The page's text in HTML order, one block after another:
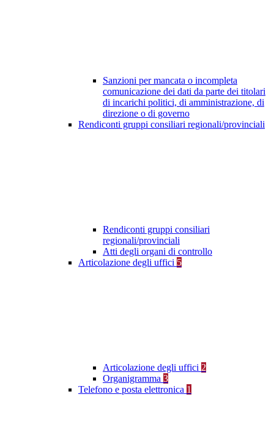
Sanzioni per mancata o incompleta
comunicazione dei dati da parte dei titolari
di incarichi politici, di amministrazione, di
direzione o di governo
Rendiconti gruppi consiliari regionali/provinciali
Rendiconti gruppi consiliari
regionali/provinciali
Atti degli organi di controllo
Articolazione degli uffici 5
Articolazione degli uffici 2
Organigramma 3
Telefono e posta elettronica 1